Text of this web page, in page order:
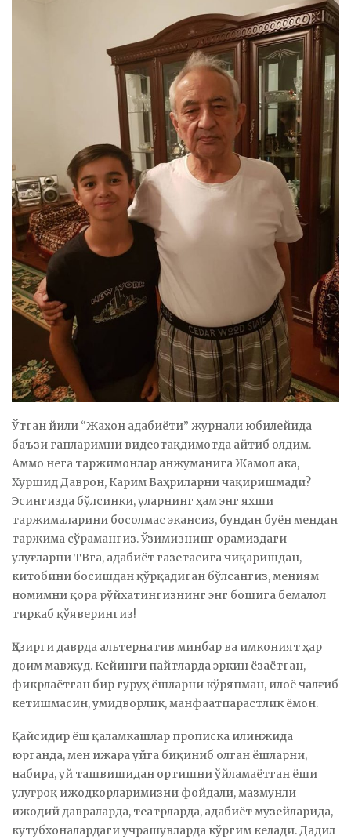
Ўтган йили “Жаҳон адабиёти” журнали юбилейида
баъзи гапларимни видеотақдимотда айтиб олдим.
Аммо нега таржимонлар анжуманига Жамол ака,
Хуршид Даврон, Карим Баҳриларни чақиришмади?
Эсингизда бўлсинки, уларнинг ҳам энг яхши
таржималарини босолмас экансиз, бундан буён мендан
таржима сўрамангиз. Ўзимизнинг орамиздаги
улуғларни ТВга, адабиёт газетасига чиқаришдан,
китобини босишдан қўрқадиган бўлсангиз, мениям
номимни қора рўйхатингизнинг энг бошига бемалол
тиркаб қўяверингиз!
Ҳозирги даврда альтернатив минбар ва имконият ҳар
доим мавжуд. Кейинги пайтларда эркин ёзаётган,
фикрлаётган бир гуруҳ ёшларни кўряпман, илоё чалғиб
кетишмасин, умидворлик, манфаатпарастлик ёмон.
Қайсидир ёш қаламкашлар прописка илинжида
юрганда, мен ижара уйга биқиниб олган ёшларни,
набира, уй ташвишидан ортишни ўйламаётган ёши
улуғроқ ижодкорларимизни фойдали, мазмунли
ижодий давраларда, театрларда, адабиёт музейларида,
кутубхоналардаги учрашувларда кўргим келади. Дадил